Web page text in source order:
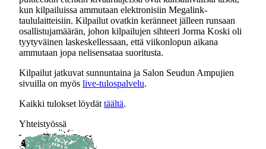
kun kilpailuissa ammutaan elektronisiin Megalink-
taululaitteisiin. Kilpailut ovatkin keränneet jälleen runsaan
osallistujamäärän, johon kilpailujen sihteeri Jorma Koski oli
tyytyväinen laskeskellessaan, että viikonlopun aikana
ammutaan jopa nelisensataa suoritusta.
Kilpailut jatkuvat sunnuntaina ja Salon Seudun Ampujien
sivuilla on myös live-tulospalvelu.
Kaikki tulokset löydät täältä.
Yhteistyössä